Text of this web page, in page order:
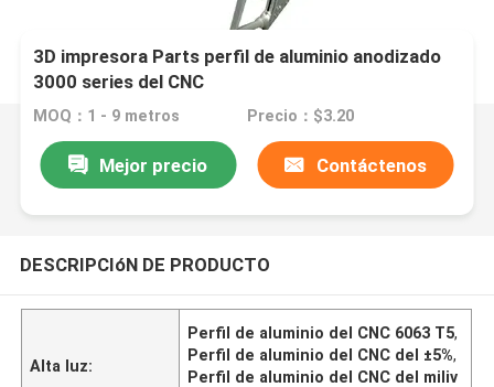
3D impresora Parts perfil de aluminio anodizado
3000 series del CNC
MOQ：1 - 9 metros Precio：$3.20
Mejor precio Contáctenos
DESCRIPCIóN DE PRODUCTO
Alta luz:
Perfil de aluminio del CNC 6063 T5,
Perfil de aluminio del CNC del ±5%,
Perfil de aluminio del CNC del miliv